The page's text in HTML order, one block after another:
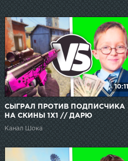
10:11
СЫГРАЛ ПРОТИВ ПОДПИСЧИКА
НА СКИНЫ 1Х1 // ДАРЮ
ПОДПИСЧИКАМ СКИНЫ ЗА
ПОБЕДУ l CS:GO
Канал Шока